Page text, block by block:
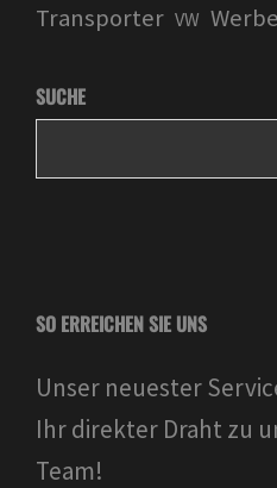
Transporter VW
SUCHE
SO ERREICHEN SIE UNS
Unser neuester
Ihr direkter Draht zu
Team!